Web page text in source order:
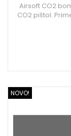
Airsoft CO2
CO2 pištol.
NOVO!